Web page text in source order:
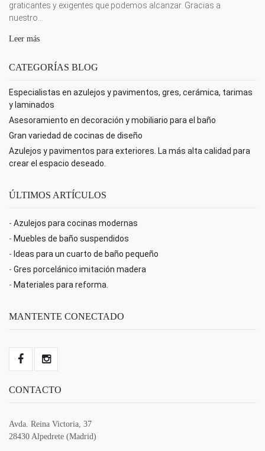
graticantes y exigentes que podemos alcanzar. Gracias a
nuestro...
Leer más
CATEGORÍAS BLOG
Especialistas en azulejos y pavimentos, gres, cerámica, tarimas
y laminados
Asesoramiento en decoración y mobiliario para el baño
Gran variedad de cocinas de diseño
Azulejos y pavimentos para exteriores. La más alta calidad para
crear el espacio deseado.
ÚLTIMOS ARTÍCULOS
- Azulejos para cocinas modernas
- Muebles de baño suspendidos
- Ideas para un cuarto de baño pequeño
- Gres porcelánico imitación madera
- Materiales para reforma.
MANTENTE CONECTADO
CONTACTO
Avda. Reina Victoria, 37
28430 Alpedrete (Madrid)